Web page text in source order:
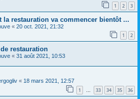
1 2 3
la restauration va commencer bientôt ...
« 20 oct. 2021, 21:32
1 2
restauration
« 31 août 2021, 10:53
« 18 mars 2021, 12:57
1 … 33 34 35 36